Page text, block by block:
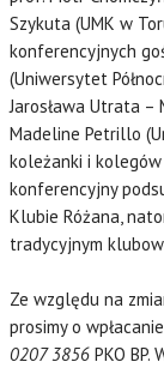
Szykuta (UMK w
konferencyjnych
(Uniwersytet
Jarosława Utrata –
Madeline Petrillo
koleżanki i kolegów
konferencyjny
Klubie Różana,
tradycyjnym
Ze względu na
prosimy o
0207 3856 PKO